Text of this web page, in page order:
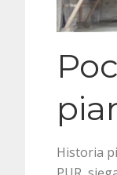
Historia